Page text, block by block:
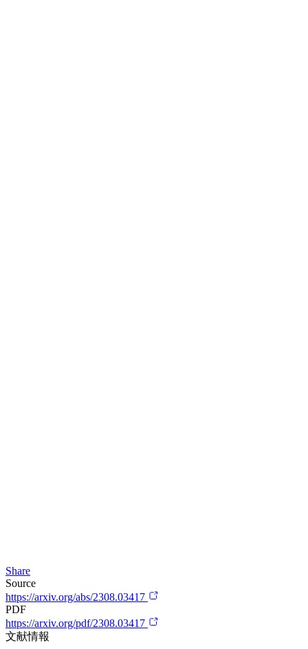
Share
Source
https://arxiv.org/abs/2308.03417
PDF
https://arxiv.org/pdf/2308.03417
文献情報